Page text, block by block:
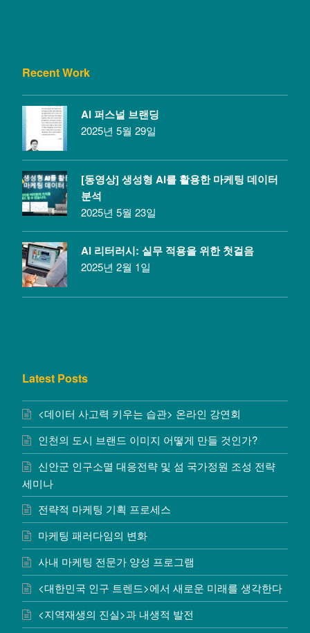
Recent Work
AI 퍼스널 브랜딩
2025년 5월 29일
[동영상] 생성형 AI를 활용한 마케팅 데이터
분석
2025년 5월 23일
AI 리터러시: 실무 적용을 위한 첫걸음
2025년 2월 1일
Latest Posts
<데이터 사고력 키우는 습관> 온라인 강연회
인천의 도시 브랜드 이미지 어떻게 만들 것인가?
신안군 인구소멸 대응전략 및 섬 국가정원 조성 전략
세미나
전략적 마케팅 기획 프로세스
마케팅 패러다임의 변화
사내 마케팅 전문가 양성 프로그램
<대한민국 인구 트렌드>에서 새로운 미래를 생각한다
<지역재생의 진실>과 내생적 발전